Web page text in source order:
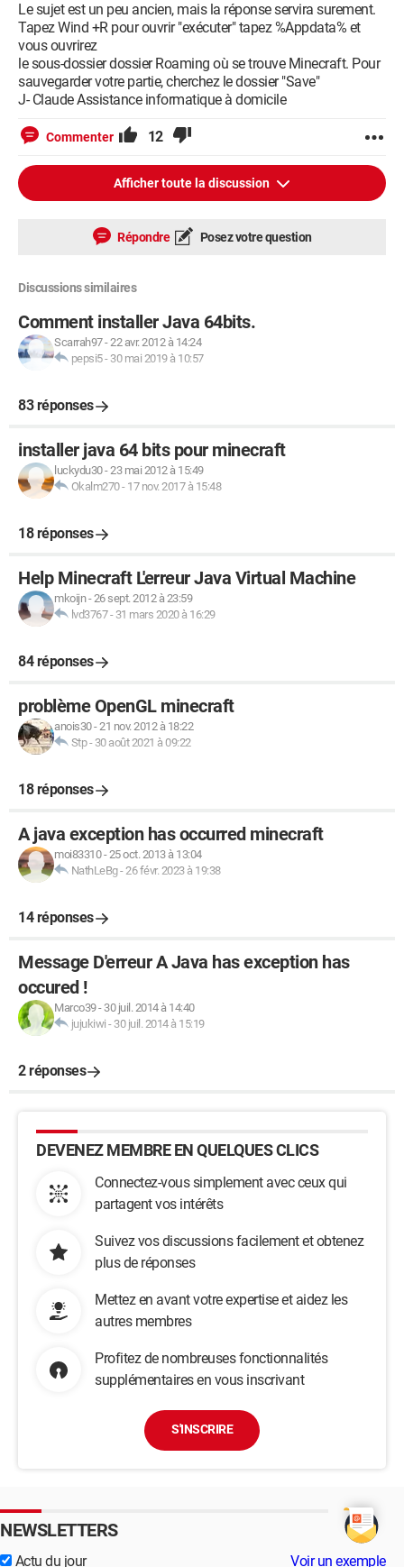
Le sujet est un peu ancien, mais la réponse servira surement.
Tapez Wind +R pour ouvrir "exécuter" tapez %Appdata% et
vous ouvrirez
le sous-dossier dossier Roaming où se trouve Minecraft. Pour
sauvegarder votre partie, cherchez le dossier "Save"
J- Claude Assistance informatique à domicile
Commenter 12
Afficher toute la discussion
Répondre Posez votre question
Discussions similaires
Comment installer Java 64bits.
Scarrah97-22 avr. 2012 à 14:24
pepsi5- 30 mai 2019 à 10:57
83 réponses
installer java 64 bits pour minecraft
luckydu30-23 mai 2012 à 15:49
Okalm270- 17 nov. 2017 à 15:48
18 réponses
Help Minecraft L'erreur Java Virtual Machine
mkoijn-26 sept. 2012 à 23:59
lvd3767- 31 mars 2020 à 16:29
84 réponses
problème OpenGL minecraft
anois30-21 nov. 2012 à 18:22
Stp- 30 août 2021 à 09:22
18 réponses
A java exception has occurred minecraft
moi83310-25 oct. 2013 à 13:04
NathLeBg-26 févr. 2023 à 19:38
14 réponses
Message D'erreur A Java has exception has
occured !
Marco39- 30 juil. 2014 à 14:40
jujukiwi - 30 juil. 2014 à 15:19
2 réponses
DEVENEZ MEMBRE EN QUELQUES CLICS
Connectez-vous simplement avec ceux qui
partagent vos intérêts
Suivez vos discussions facilement et obtenez
plus de réponses
Mettez en avant votre expertise et aidez les
autres membres
Profitez de nombreuses fonctionnalités
supplémentaires en vous inscrivant
S'INSCRIRE
NEWSLETTERS
Actu du jour Voir un exemple